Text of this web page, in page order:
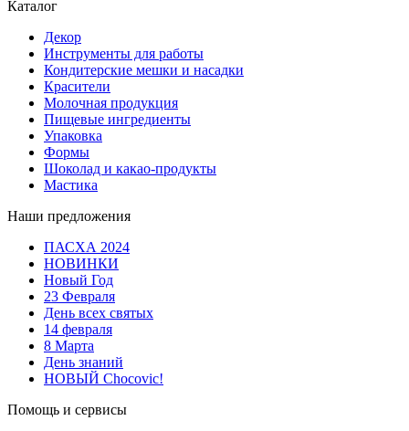
Каталог
Декор
Инструменты для работы
Кондитерские мешки и насадки
Красители
Молочная продукция
Пищевые ингредиенты
Упаковка
Формы
Шоколад и какао-продукты
Мастика
Наши предложения
ПАСХА 2024
НОВИНКИ
Новый Год
23 Февраля
День всех святых
14 февраля
8 Марта
День знаний
НОВЫЙ Chocovic!
Помощь и сервисы